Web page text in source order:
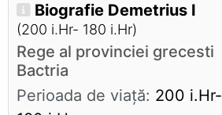
Biografie Demetrius I
(200 i.Hr- 180 i.Hr)
Rege al provinciei grecesti
Bactria
Perioada de viaţă: 200 i.Hr-